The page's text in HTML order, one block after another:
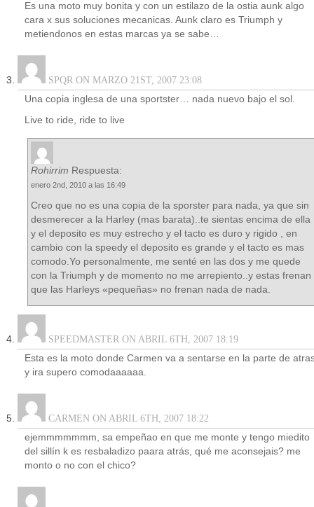
Es una moto muy bonita y con un estilazo de la ostia aunk algo
cara x sus soluciones mecanicas. Aunk claro es Triumph y
metiendonos en estas marcas ya se sabe…
SPQR ON MARZO 21ST, 2007 23:08
Una copia inglesa de una sportster… nada nuevo bajo el sol.
Live to ride, ride to live
Rohirrim Respuesta:
enero 2nd, 2010 a las 16:49
Creo que no es una copia de la sporster para nada, ya que sin
desmerecer a la Harley (mas barata)..te sientas encima de ella
y el deposito es muy estrecho y el tacto es duro y rigido , en
cambio con la speedy el deposito es grande y el tacto es mas
comodo.Yo personalmente, me senté en las dos y me quede
con la Triumph y de momento no me arrepiento..y estas frenan
que las Harleys «pequeñas» no frenan nada de nada.
SPEEDMASTER ON ABRIL 6TH, 2007 18:19
Esta es la moto donde Carmen va a sentarse en la parte de
y ira supero comodaaaaaa.
CARMEN ON ABRIL 6TH, 2007 18:22
ejemmmmmmm, sa empeñao en que me monte y tengo miedito
del sillín k es resbaladizo paara atrás, qué me aconsejais? me
monto o no con el chico?